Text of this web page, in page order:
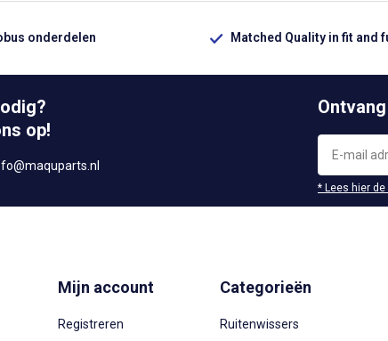
onderdelen Matched Quality in fit and
op!
* Lees hier
Mijn account
Registreren
Categorieën
Ruitenwissers